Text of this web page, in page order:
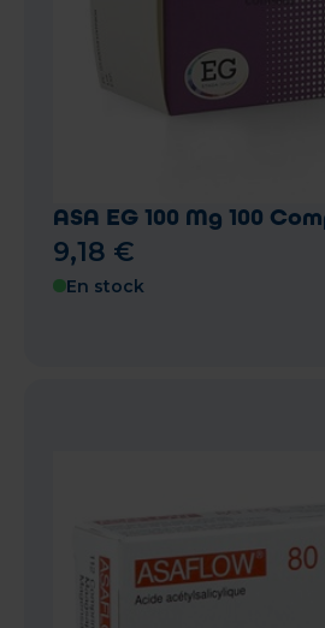
ASA EG 100 Mg 100
9,18 €
En stock